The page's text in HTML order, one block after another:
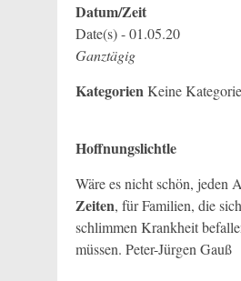
Datum/Zeit
Date(s) - 01.05.20
Ganztägig
KategorienKeine
Hoffnungslichtle
Wäre es nicht schön, jeden
Zeiten, für Familien, die
schlimmen Krankheit
müssen. Peter-Jürgen Gauß